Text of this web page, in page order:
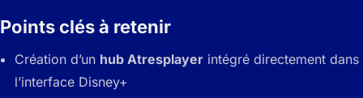
Points clés à retenir
Création d’un hub Atresplayer intégré directement dans
l’interface Disney+